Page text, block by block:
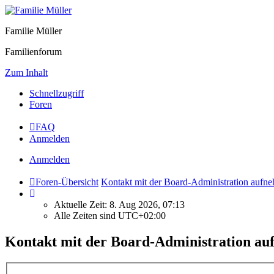
Familie Müller
Familienforum
Zum Inhalt
Schnellzugriff
Foren
FAQ
Anmelden
Anmelden
Foren-Übersicht Kontakt mit der Board-Administration
Aktuelle Zeit: 8. Aug 2026, 07:13
Alle Zeiten sind UTC+02:00
Kontakt mit der Board-Administration